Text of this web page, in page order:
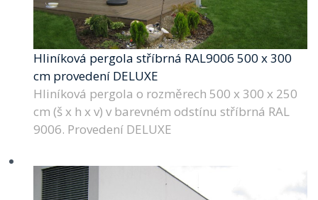
Hliníková pergola stříbrná RAL9006 500 x 300
cm provedení DELUXE
Hliníková pergola o rozměrech 500 x 300 x 250
cm (š x h x v) v barevném odstínu stříbrná RAL
9006. Provedení DELUXE